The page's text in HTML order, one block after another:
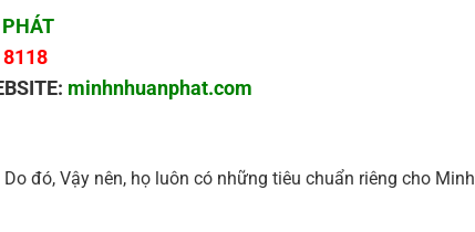
8118
minhnhuanphat.com
đó, Vậy nên, họ luôn có những tiêu chuẩn riêng cho Minh